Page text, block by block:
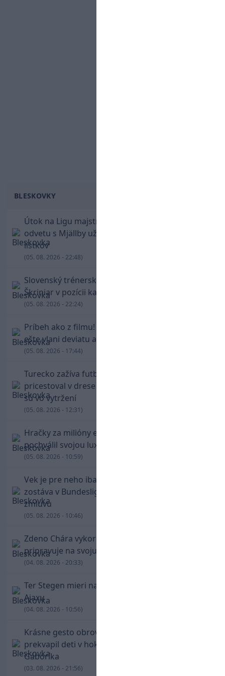
BLESKOVKY
Útok na Ligu majstrov láka! Slovan hlási na
odvetu s Mjällby už viac ako 13-tisíc predaných
lístkov
(05. 08. 2026 - 22:48)
Slovenský trénerský súboj pre Borbélyho,
Škriniar v pozícii kapitána potiahol Fenerbahce
(05. 08. 2026 - 22:24)
Príbeh ako z filmu! Hrdina Slovana Kianga hral
ešte vlani deviatu anglickú ligu
(05. 08. 2026 - 17:44)
Turecko zažíva futbalové šialenstvo! Salah
pricestoval v drese Trabzonsporu, fanúšikovia
sú vo vytržení
(05. 08. 2026 - 12:31)
Hračky za milióny eur! Cristiano Ronaldo sa
pochválil svojou luxusnou zbierkou áut
(05. 08. 2026 - 10:59)
Vek je pre neho iba číslo! Štyridsaťročný Džeko
zostáva v Bundeslige, so Schalke predĺžil
zmluvu
(05. 08. 2026 - 10:46)
Zdeno Chára vykorčuľoval na ľad! V Trenčíne sa
pripravuje na svoju blížiacu sa rozlúčku
(04. 08. 2026 - 20:33)
Ter Stegen mieri na hosťovanie do slávneho
Ajaxu
(04. 08. 2026 - 10:56)
Krásne gesto obrovskej legendy. Chára
prekvapil deti v hokejovej škole Mariána
Gáboríka
(03. 08. 2026 - 21:56)